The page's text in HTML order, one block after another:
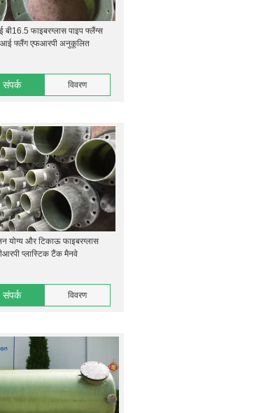
बी16.5 फाइबरग्लास पाइप फ्लैंग्स
फ्लैंग एफआरपी अनुकूलित
संपर्क विवरण
योग्य और टिकाऊ फाइबरग्लास
प्लास्टिक टैंक मैनवे
संपर्क विवरण